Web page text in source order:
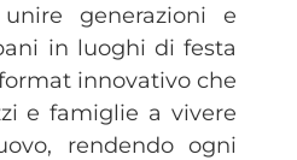
generazioni e
in luoghi di festa
innovativo che
e famiglie a vivere
rendendo ogni